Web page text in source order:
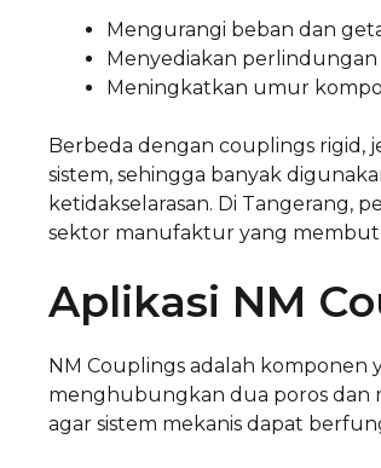
Mengurangi beban dan
Menyediakan
Meningkatkan umur
Berbeda dengan couplings rigid,
sistem, sehingga banyak
ketidakselarasan. Di Tangerang,
sektor manufaktur yang
Aplikasi NM
NM Couplings adalah
menghubungkan dua poros dan
agar sistem mekanis dapat